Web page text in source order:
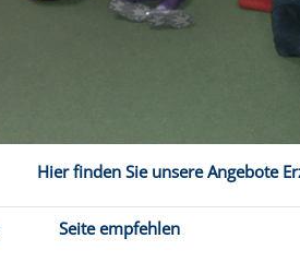
Hier finden Sie unsere Angebote
Seite empfehlen